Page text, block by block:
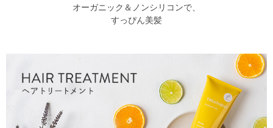
オーガニック＆ノンシリコンで、
すっぴん美髪